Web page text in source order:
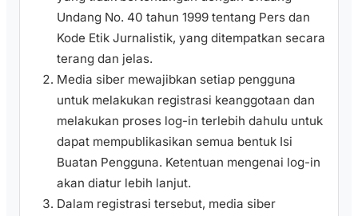
Undang No. 40 tahun 1999 tentang Pers dan
Kode Etik Jurnalistik, yang ditempatkan secara
terang dan jelas.
Media siber mewajibkan setiap pengguna
untuk melakukan registrasi keanggotaan dan
melakukan proses log-in terlebih dahulu untuk
dapat mempublikasikan semua bentuk Isi
Buatan Pengguna. Ketentuan mengenai log-in
akan diatur lebih lanjut.
Dalam registrasi tersebut, media siber